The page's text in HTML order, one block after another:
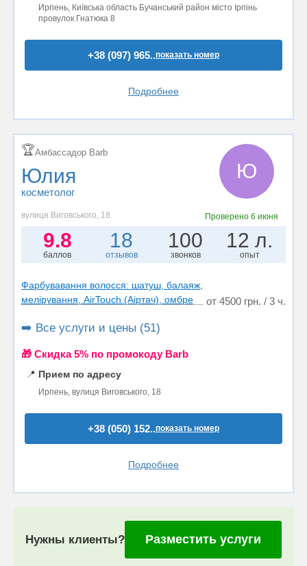
Ирпень, Київська область Бучанський район місто Ірпінь
провулок Гнатюка 8
+38 (097) 965..показать номер
Подробнее
🏆Амбассадор Barb
Юлия
косметолог
Ю
вулиця Виговського, 18 Проверено6 июня
9.8
баллов
18
отзывов
100
звонков
12 л.
опыт
Фарбувавання волосся: шатуш, балаяж,
мелірування, AirTouch (Аіртач), омбре
от 4500 грн. / 3 ч.
➡️ Все услуги и цены (51)
🎁 Cкидка 5% по промокоду Barb
📍 Прием по адресу
Ирпень, вулиця Виговського, 18
+38 (050) 152..показать номер
Подробнее
Нужны клиенты? Разместить услуги